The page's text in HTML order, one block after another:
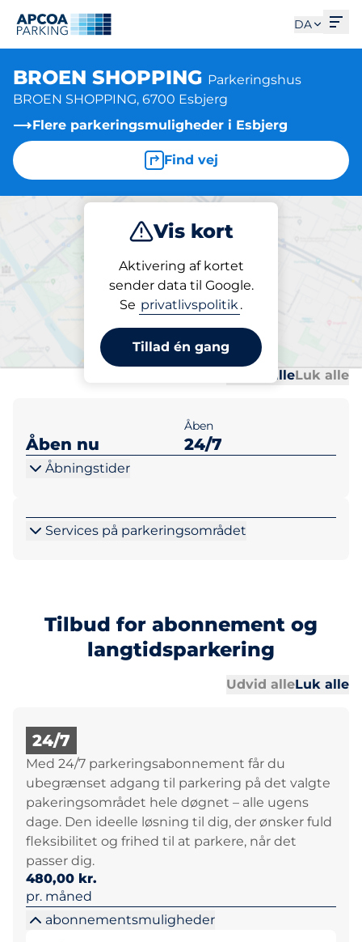
DA
BROEN SHOPPING Parkeringshus
BROEN SHOPPING, 6700 Esbjerg
Flere parkeringsmuligheder i Esbjerg
Find vej
Vis kort
Aktivering af kortet
sender data til Google.
Se privatlivspolitik.
Tillad én gang
Abonnement
Parkeringsabonnement på pladsen
BROEN SHOPPING
Udvid alleLuk alle
Åben nu
Åben
24/7
Åbningstider
Services på parkeringsområdet
Tilbud for abonnement og
langtidsparkering
Udvid alleLuk alle
24/7
Med 24/7 parkeringsabonnement får du
ubegrænset adgang til parkering på det valgte
pakeringsområdet hele døgnet – alle ugens
dage. Den ideelle løsning til dig, der ønsker fuld
fleksibilitet og frihed til at parkere, når det
passer dig.
480,00 kr.
pr. måned
abonnementsmuligheder